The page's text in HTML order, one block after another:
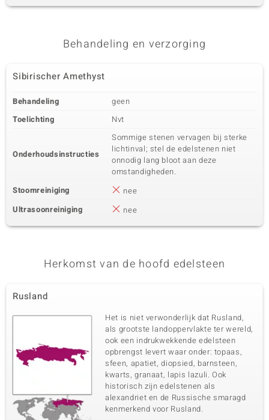
Behandeling en verzorging
Sibirischer Amethyst
Behandeling
geen
Toelichting
Nvt
Onderhoudsinstructies
Sommige stenen vervagen bij sterke
lichtinval; stel de edelstenen niet
onnodig lang bloot aan deze
omstandigheden.
Stoomreiniging
nee
Ultrasoonreiniging
nee
Herkomst van de hoofd edelsteen
Rusland
Het is niet verwonderlijk dat Rusland,
als grootste landoppervlakte ter wereld,
ook een indrukwekkende edelsteen
opbrengst levert waar onder: topaas,
sfeen, apatiet, diopsied, barnsteen,
kwarts, granaat, lapis lazuli. Ook
historisch zijn edelstenen als
alexandriet en de Russische smaragd
kenmerkend voor Rusland.